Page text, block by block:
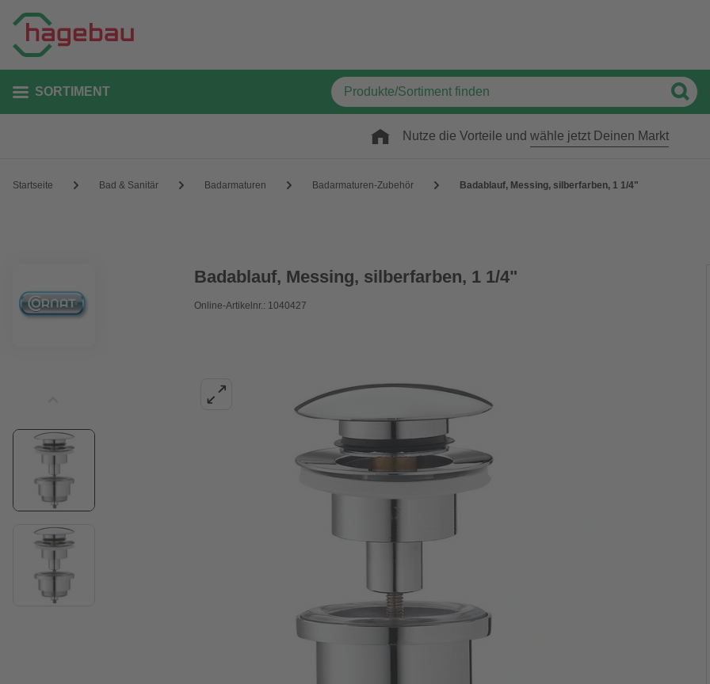
SORTIMENT
Nutze die Vorteile und wähle jetzt Deinen Markt
Startseite Bad & Sanitär Badarmaturen Badarmaturen-Zubehör Badablauf, Messing, silberfarben, 1 1/4"
Badablauf, Messing, silberfarben, 1 1/4"
Online-Artikelnr.: 1040427